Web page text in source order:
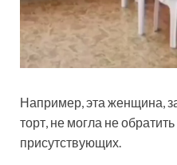
Например, эта женщина,
торт, не могла не
присутствующих.